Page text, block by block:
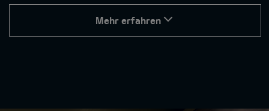
Mehr erfahren